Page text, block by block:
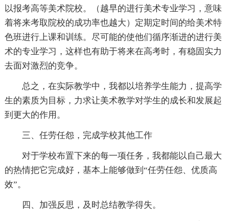
以报考高等美术院校。（越早的进行美术专业学习，意味
着将来考取院校的成功率也越大）定期定时间的给美术特
色班进行上课和训练。尽可能的使他们循序渐进的进行美
术的专业学习，这样也有助于将来在高考时，有稳固实力
去面对激烈的竞争。
总之，在实际教学中，我都以培养学生能力，提高学
生的素质为目标，力求让美术教学对学生的成长和发展起
到更大的作用。
三、任劳任怨，完成学校其他工作
对于学校布置下来的每一项任务，我都能以自己最大
的热情把它完成好，基本上能够做到“任劳任怨、优质高
效”。
四、加强反思，及时总结教学得失。